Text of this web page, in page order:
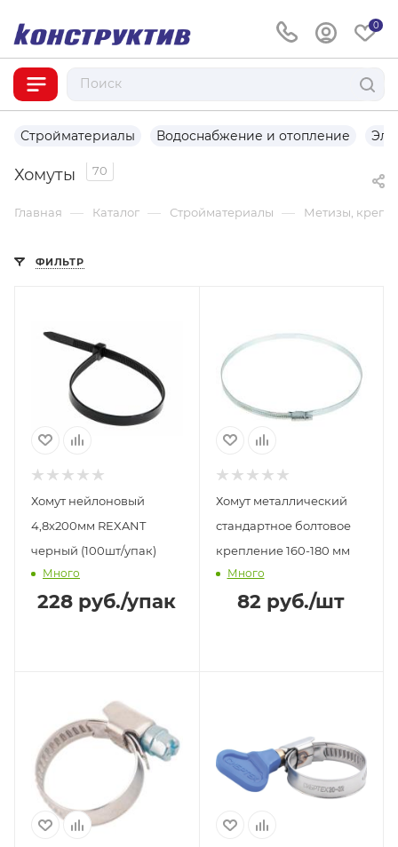
0
Стройматериалы Водоснабжение и отопление
Хомуты 70
Главная — Каталог — Стройматериалы — Метизы,
ФИЛЬТР
Хомут нейлоновый
4,8х200мм REXANT
черный (100шт/упак)
Много
228 руб./упак
Хомут металлический
стандартное болтовое
крепление 160-180 мм
Много
82 руб./шт